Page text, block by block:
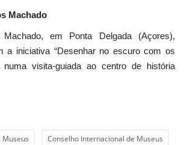
Machado
em Ponta Delgada (Açores),
a iniciativa “Desenhar no escuro com os
numa visita-guiada ao centro de história
Museus Conselho Internacional de Museus